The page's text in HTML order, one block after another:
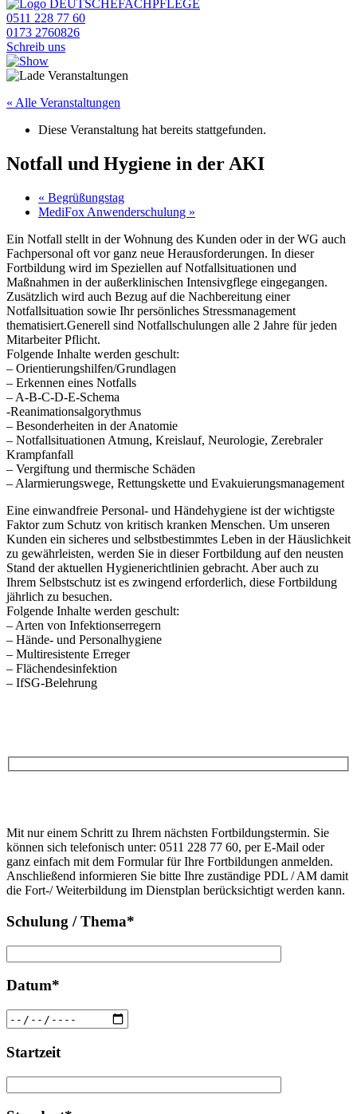
0511 228 77 60
0173 2760826
Schreib uns
« Alle Veranstaltungen
Diese Veranstaltung hat bereits stattgefunden.
Notfall und Hygiene in der AKI
« Begrüßungstag
MediFox Anwenderschulung »
Ein Notfall stellt in der Wohnung des Kunden oder in der WG auch
Fachpersonal oft vor ganz neue Herausforderungen. In dieser
Fortbildung wird im Speziellen auf Notfallsituationen und
Maßnahmen in der außerklinischen Intensivgflege eingegangen.
Zusätzlich wird auch Bezug auf die Nachbereitung einer
Notfallsituation sowie Ihr persönliches Stressmanagement
thematisiert.Generell sind Notfallschulungen alle 2 Jahre für jeden
Mitarbeiter Pflicht.
Folgende Inhalte werden geschult:
– Orientierungshilfen/Grundlagen
– Erkennen eines Notfalls
– A-B-C-D-E-Schema
-Reanimationsalgorythmus
– Besonderheiten in der Anatomie
– Notfallsituationen Atmung, Kreislauf, Neurologie, Zerebraler
Krampfanfall
– Vergiftung und thermische Schäden
– Alarmierungswege, Rettungskette und Evakuierungsmanagement
Eine einwandfreie Personal- und Händehygiene ist der wichtigste
Faktor zum Schutz von kritisch kranken Menschen. Um unseren
Kunden ein sicheres und selbstbestimmtes Leben in der Häuslichkeit
zu gewährleisten, werden Sie in dieser Fortbildung auf den neusten
Stand der aktuellen Hygienerichtlinien gebracht. Aber auch zu
Ihrem Selbstschutz ist es zwingend erforderlich, diese Fortbildung
jährlich zu besuchen.
Folgende Inhalte werden geschult:
– Arten von Infektionserregern
– Hände- und Personalhygiene
– Multiresistente Erreger
– Flächendesinfektion
– IfSG-Belehrung
Feld
leer.
lasse
dieses
Feld
leer.
Mit nur einem Schritt zu Ihrem nächsten Fortbildungstermin. Sie
können sich telefonisch unter: 0511 228 77 60, per E-Mail oder
ganz einfach mit dem Formular für Ihre Fortbildungen anmelden.
Anschließend informieren Sie bitte Ihre zuständige PDL / AM damit
die Fort-/ Weiterbildung im Dienstplan berücksichtigt werden kann.
Schulung / Thema*
Datum*
Startzeit